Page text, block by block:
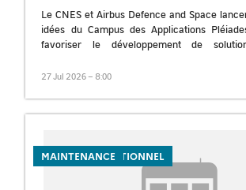
Le CNES et Airbus Defence and Space
idées du Campus des Applications
favoriser le développement de
27 Jul 2026 – 8:00
INFORMATION
JOURNAL OPÉRATIONNEL
MAINTENANCE